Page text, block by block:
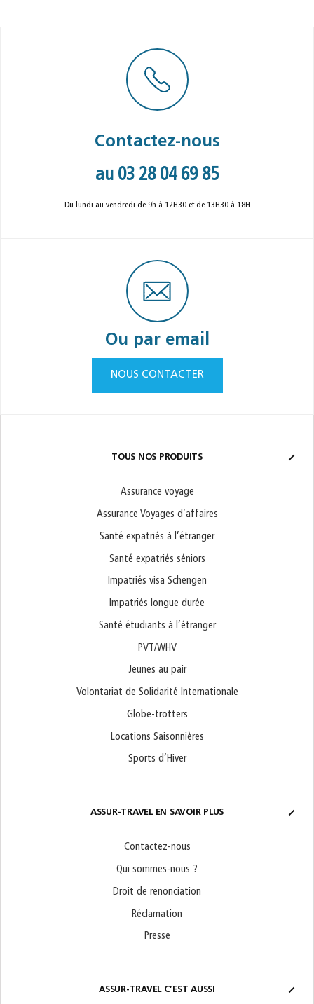
Contactez-nous
au 03 28 04 69 85
Du lundi au vendredi de 9h à 12H30 et de 13H30 à 18H
Ou par email
NOUS CONTACTER
TOUS NOS PRODUITS
Assurance voyage
Assurance Voyages d’affaires
Santé expatriés à l’étranger
Santé expatriés séniors
Impatriés visa Schengen
Impatriés longue durée
Santé étudiants à l’étranger
PVT/WHV
Jeunes au pair
Volontariat de Solidarité Internationale
Globe-trotters
Locations Saisonnières
Sports d’Hiver
ASSUR-TRAVEL EN SAVOIR PLUS
Contactez-nous
Qui sommes-nous ?
Droit de renonciation
Réclamation
Presse
ASSUR-TRAVEL C’EST AUSSI